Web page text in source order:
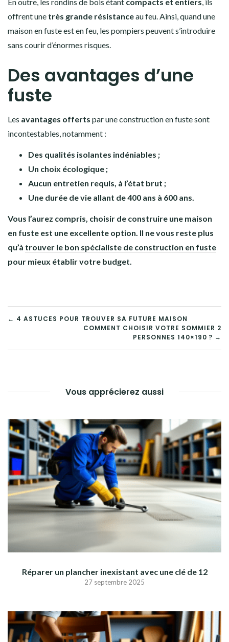
offrent une très grande résistanceau feu. Ainsi, quand une
maison en fuste est en feu, les pompiers peuvent s’introduire
sans courir d’énormes risques.
Des avantages d’une
fuste
Les avantages offerts par une construction en fuste sont
incontestables, notamment :
Des qualités isolantes indéniables ;
Un choix écologique ;
Aucun entretien requis, à l’état brut ;
Une durée de vie allant de 400 ans à 600 ans.
Vous l’aurez compris, choisir de construire une maison
en fuste est une excellente option. Il ne vous reste plus
qu’à trouver le bon spécialiste de construction en fuste
pour mieux établir votre budget.
NAVIGATION
DE
← 4 ASTUCES POUR TROUVER SA FUTURE MAISON
COMMENT CHOISIR VOTRE SOMMIER 2
PERSONNES 140×190 ? →
Vous apprécierez aussi
Réparer un plancher inexistant avec une clé de 12
27 septembre 2025